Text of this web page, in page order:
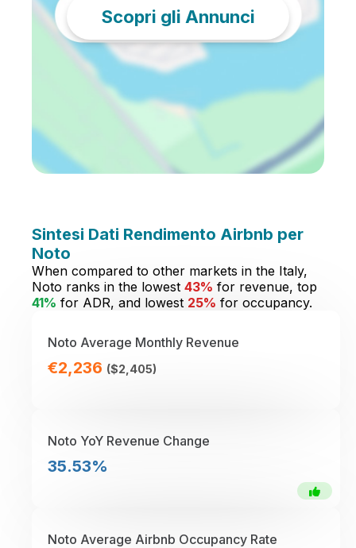
Scopri gli Annunci
Sintesi Dati Rendimento Airbnb per
Noto
When compared to other markets in the Italy,
Noto ranks in the lowest 43% for revenue, top
41% for ADR, and lowest 25% for occupancy.
Noto Average Monthly Revenue
€2,236 ($2,405)
Noto YoY Revenue Change
35.53%
Noto Average Airbnb Occupancy Rate